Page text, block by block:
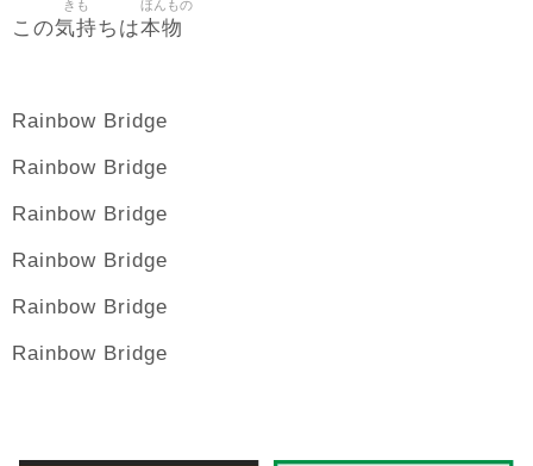
この気持
きも
ちは本物
ほんもの
Rainbow Bridge
Rainbow Bridge
Rainbow Bridge
Rainbow Bridge
Rainbow Bridge
Rainbow Bridge